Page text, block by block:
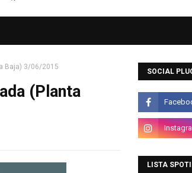
Baja) 3/06/2015
(Planta
SOCIAL
LISTA